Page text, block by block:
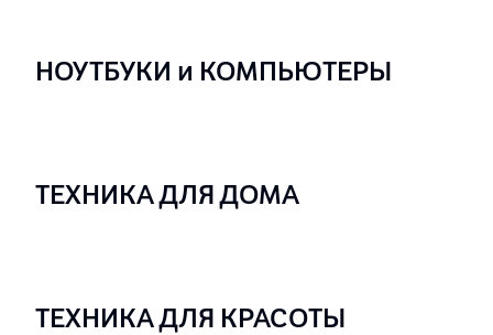
НОУТБУКИ и КОМПЬЮТЕРЫ
ТЕХНИКА ДЛЯ ДОМА
ТЕХНИКА ДЛЯ КРАСОТЫ